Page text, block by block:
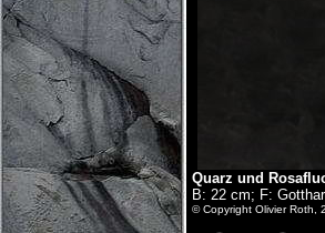
Quarz und
B: 22 cm; F:
© Copyright Olivier